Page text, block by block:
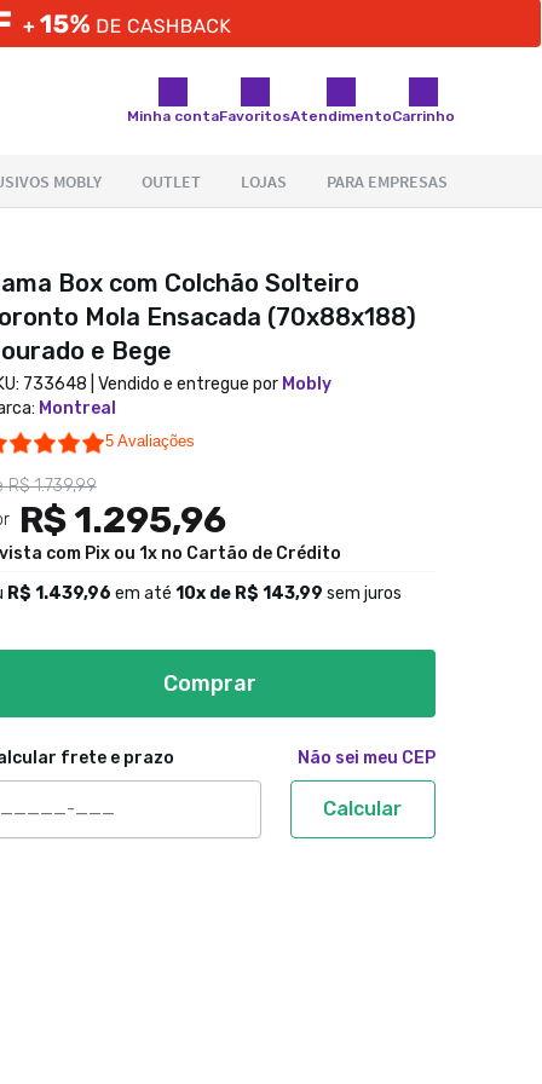
Minha contaFavoritosAtendimentoCarrinho
Box com Colchão Solteiro
Mola Ensacada (70x88x188)
e Bege
733648 | Vendido e entregue por Mobly
: Montreal
5.0 star rating
5 Avaliações
R$ 1.739,99
R$ 1.295,96
com Pix ou 1x no Cartão de Crédito
R$ 1.439,96 em até 10x de R$ 143,99 sem juros
Comprar
frete e prazo Não sei meu CEP
Calcular